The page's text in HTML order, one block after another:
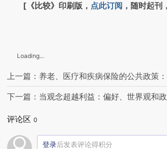
[《比较》印刷版， 点此订阅 ，随时起
Loading...
上一篇：养老、医疗和疾病保险的公共政策
下一篇：当观念超越利益：偏好、世界观和
评论区 0
登录后发表评论得积分